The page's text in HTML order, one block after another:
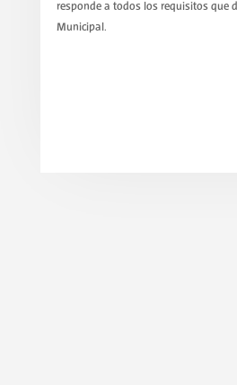
responde a todos los requisitos que
Municipal.